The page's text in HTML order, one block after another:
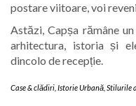
postare viitoare, voi
Astăzi, Capșa rămâne
arhitectura, istoria și
dincolo de recepție.
Case & clădiri Istorie Urbană Stilurile